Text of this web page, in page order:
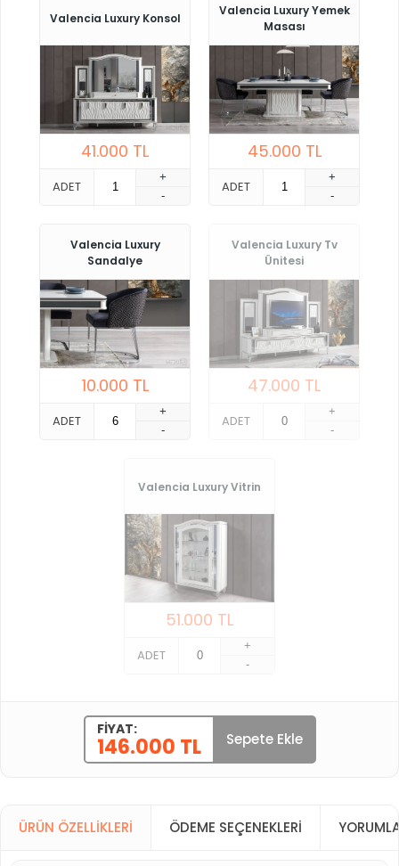
Valencia Luxury Konsol
41.000 TL
ADET
+
-
Valencia Luxury Yemek
Masası
45.000 TL
ADET
+
-
Valencia Luxury
Sandalye
10.000 TL
ADET
+
-
Valencia Luxury Tv
Ünitesi
47.000 TL
ADET
+
-
Valencia Luxury Vitrin
51.000 TL
ADET
+
-
FIYAT:
146.000 TL Sepete Ekle
ÜRÜN ÖZELLIKLERI ÖDEME SEÇENEKLERI